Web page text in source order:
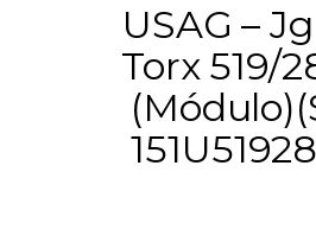
USAG –
Torx 519/